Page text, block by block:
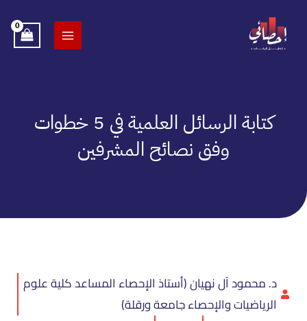
المحتوى
كتابة الرسائل العلمية في 5 خطوات
وفق نصائح المشرفين
د. محمود آل نهيان (أستاذ الإحصاء المساعد كلية علوم
الرياضيات والإحصاء جامعة ورقلة)